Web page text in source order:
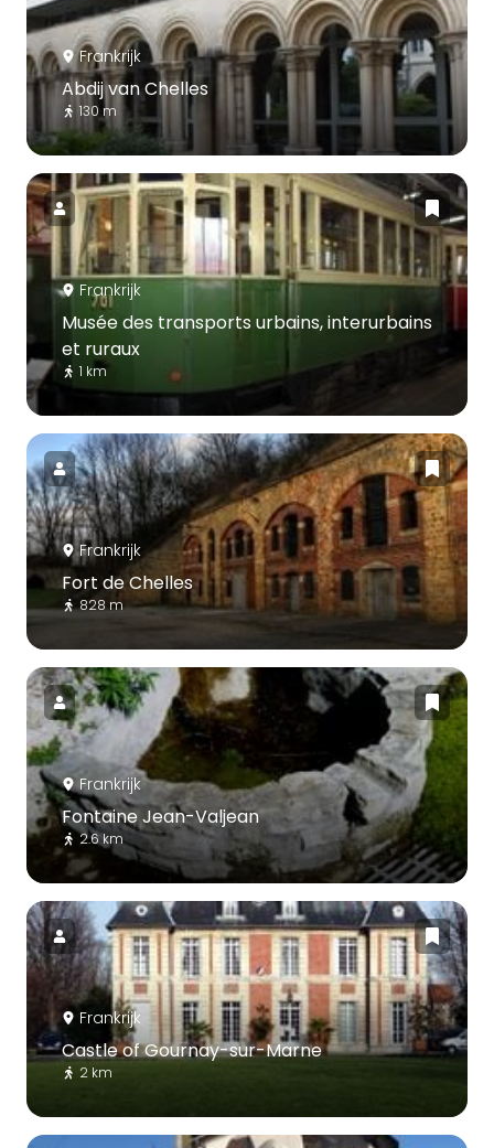
Frankrijk
Abdij van Chelles
130 m
Frankrijk
Musée des transports urbains, interurbains
et ruraux
1 km
Frankrijk
Fort de Chelles
828 m
Frankrijk
Fontaine Jean-Valjean
2.6 km
Frankrijk
Castle of Gournay-sur-Marne
2 km